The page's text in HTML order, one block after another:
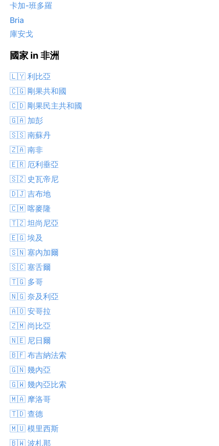
卡加-班多羅
Bria
庫安戈
國家 in 非洲
🇱🇾 利比亞
🇨🇬 剛果共和國
🇨🇩 剛果民主共和國
🇬🇦 加彭
🇸🇸 南蘇丹
🇿🇦 南非
🇪🇷 厄利垂亞
🇸🇿 史瓦帝尼
🇩🇯 吉布地
🇨🇲 喀麥隆
🇹🇿 坦尚尼亞
🇪🇬 埃及
🇸🇳 塞內加爾
🇸🇨 塞舌爾
🇹🇬 多哥
🇳🇬 奈及利亞
🇦🇴 安哥拉
🇿🇲 尚比亞
🇳🇪 尼日爾
🇧🇫 布吉納法索
🇬🇳 幾內亞
🇬🇼 幾內亞比索
🇲🇦 摩洛哥
🇹🇩 查德
🇲🇺 模里西斯
🇧🇼 波札那